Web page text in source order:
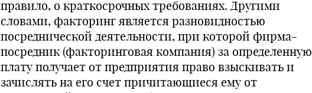
правило, о краткосрочных требованиях. Другими
словами, факторинг является разновидностью
посреднической деятельности, при которой фирма-
посредник (факторинговая компания) за определенную
плату получает от предприятия право взыскивать и
зачислять на его счет причитающиеся ему от